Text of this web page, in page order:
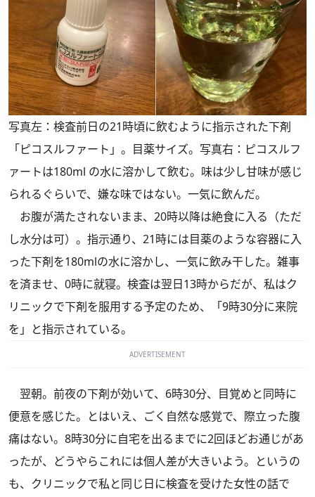
写真左：検査前日の21時頃に飲むように指示された下剤
「ピコスルファート」。目薬サイズ。写真右：ピコスルフ
ァートは180ml の水に溶かして飲む。味は少し甘味が感じ
られるぐらいで、嫌な味ではない。一気に飲んだ。
お腹が満たされないまま、20時以降は絶食に入る（ただ
し水分は可）。指示通り、21時には目薬のような容器に入
った下剤を180mlの水に溶かし、一気に飲み干した。雑事
を済ませ、0時に就寝。検査は翌日13時からだが、私はク
リニックで下剤を服用する予定のため、「9時30分に来院
を」と指示されている。
ADVERTISEMENT
翌朝。前夜の下剤が効いて、6時30分、目覚めと同時に
便意を感じた。とはいえ、ごく自然な感覚で、際立った腹
痛はない。8時30分に自宅を出るまでに2回ほどお通じがあ
ったが、どうやらこれには個人差が大きいよう。というの
も、クリニックで私と同じ日に検査を受けた女性の話で